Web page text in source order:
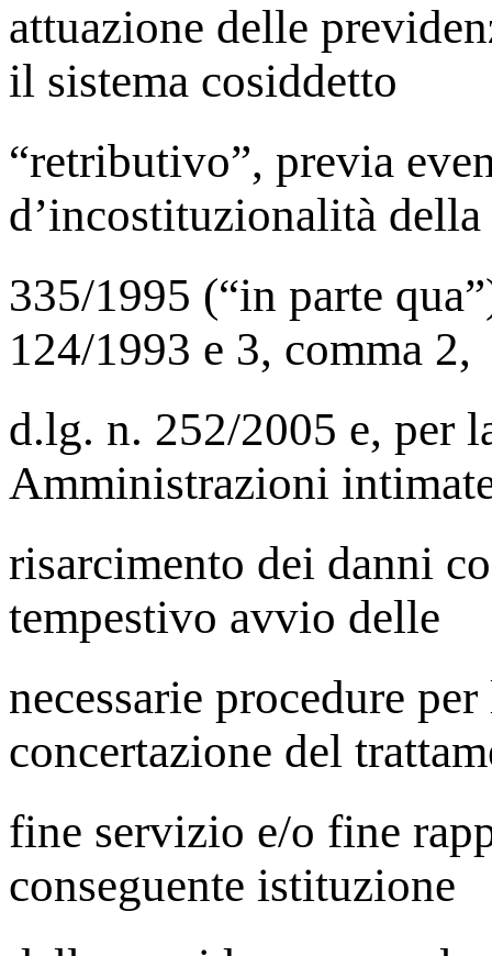
attuazione delle
il sistema cosiddetto
“retributivo”, previa
d’incostituzionalità della
335/1995 (“in parte
124/1993 e 3, comma 2,
d.lg. n. 252/2005 e, per
Amministrazioni
risarcimento dei danni
tempestivo avvio delle
necessarie procedure
concertazione del
fine servizio e/o fine
conseguente istituzione